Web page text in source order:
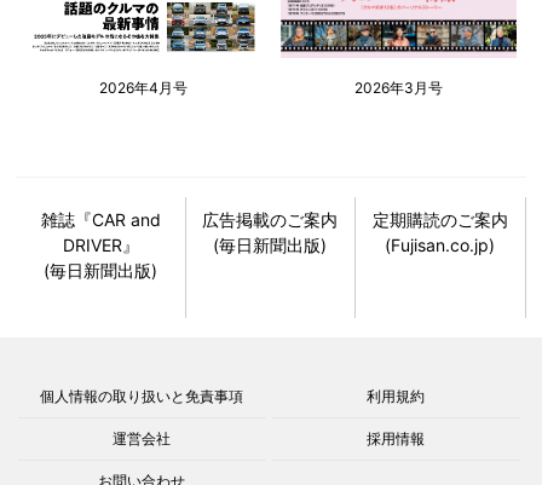
2026年4月号 2026年3月号
雑誌『CAR and
DRIVER』
(毎日新聞出版)
広告掲載のご案内
(毎日新聞出版)
定期購読のご案内
(Fujisan.co.jp)
個人情報の取り扱いと免責事項 利用規約
運営会社 採用情報
お問い合わせ